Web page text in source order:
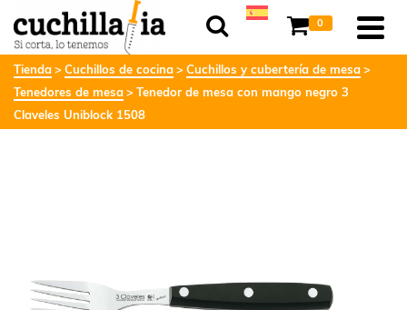
0
Tienda Cuchillos de cocina
Cuchillos y cubertería de mesa
Tenedores de mesa
Tenedor de mesa con mango negro 3
Claveles Uniblock 1508